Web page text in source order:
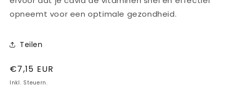
opneemt voor een optimale gezondheid.
Teilen
Normaler
Preis
€7,15 EUR
Inkl. Steuern.